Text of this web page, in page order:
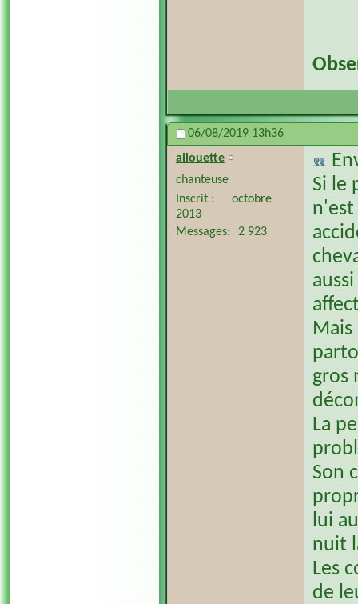
06/08/2019 13h36
allouette
chanteuse
Inscrit
octobre
2013
Messages
2 923
Si le
n'est
gros
La
Son
lui
nuit
Les
de